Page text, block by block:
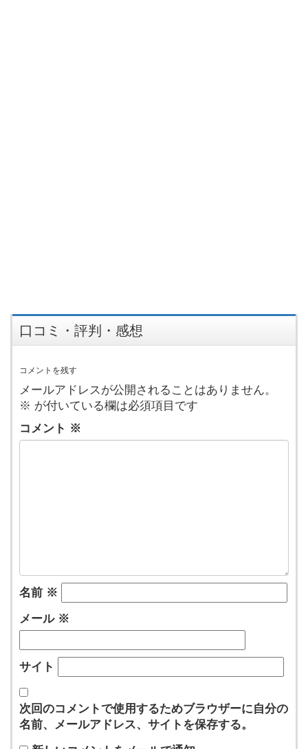
口コミ・評判・感想
コメントを残す
メールアドレスが公開されることはありません。
※ が付いている欄は必須項目です
コメント ※
名前 ※
メール ※
サイト
次回のコメントで使用するためブラウザーに自分の
名前、メールアドレス、サイトを保存する。